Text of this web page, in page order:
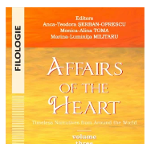
Bilingual Romanian-English
guide with practical
vocabulary